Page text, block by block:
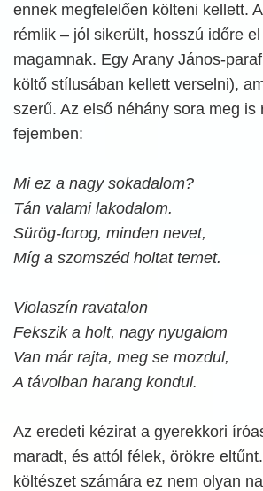
ennek megfelelően költeni kellett.
rémlik – jól sikerült, hosszú időre
magamnak. Egy Arany János-
költő stílusában kellett verselni),
szerű. Az első néhány sora meg is
fejemben:
Mi ez a nagy sokadalom?
Tán valami lakodalom.
Sürög-forog, minden nevet,
Míg a szomszéd holtat temet.
Violaszín ravatalon
Fekszik a holt, nagy nyugalom
Van már rajta, meg se mozdul,
A távolban harang kondul.
Az eredeti kézirat a gyerekkori
maradt, és attól félek, örökre
költészet számára ez nem olyan